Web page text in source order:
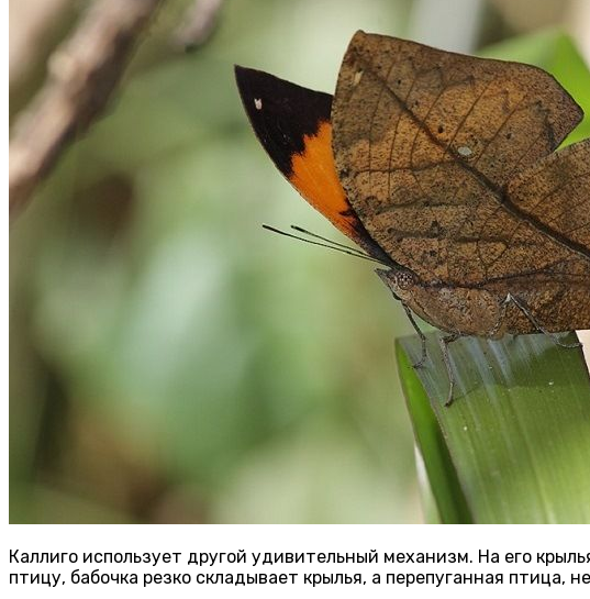
Каллиго использует другой удивительный механизм. На его
птицу, бабочка резко складывает крылья, а перепуганная